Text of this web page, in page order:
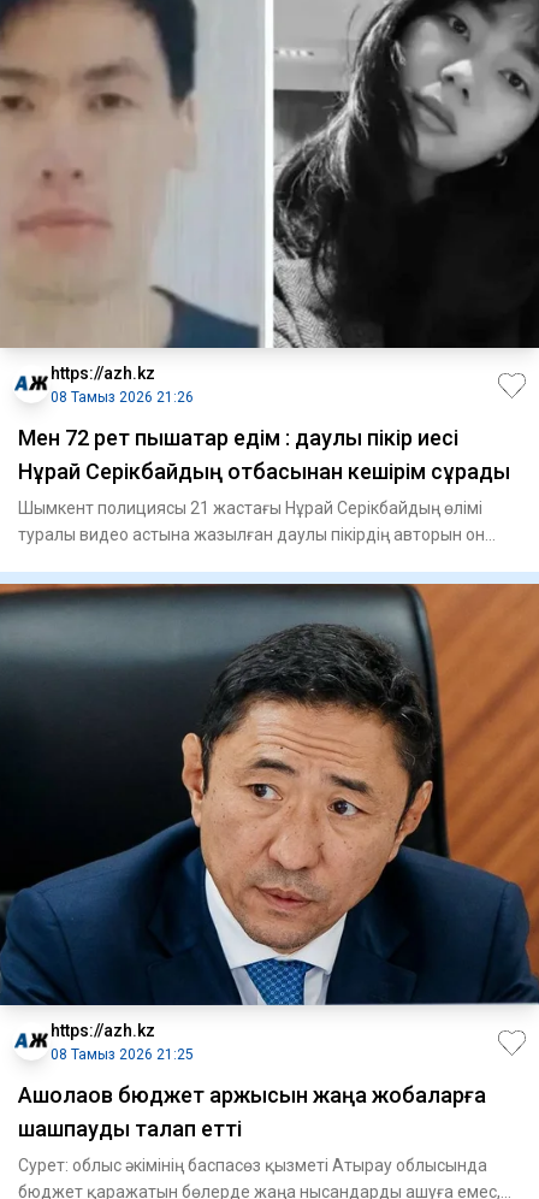
https://azh.kz
08 Тамыз 2026 21:26
Мен 72 рет пышақтар едім : даулы пікір иесі
Нұрай Серікбайдың отбасынан кешірім сұрады
Шымкент полициясы 21 жастағы Нұрай Серікбайдың өлімі
туралы видео астына жазылған даулы пікірдің авторын он
https://azh.kz
08 Тамыз 2026 21:25
Ақшолақов бюджет қаржысын жаңа жобаларға
шашпауды талап етті
Сурет: облыс әкімінің баспасөз қызметі Атырау облысында
бюджет қаражатын бөлерде жаңа нысандарды ашуға емес,